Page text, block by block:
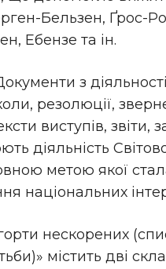
Бельзен, Ґрос-
Ебензе та ін.
з
резолюції,
виступів, звіти,
діяльність
метою якої
національних
нескорених
містить дві